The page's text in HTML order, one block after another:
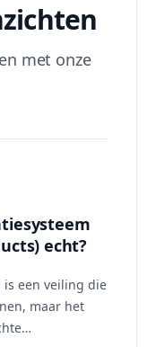
met onze
echt?
is een veiling die
maar het